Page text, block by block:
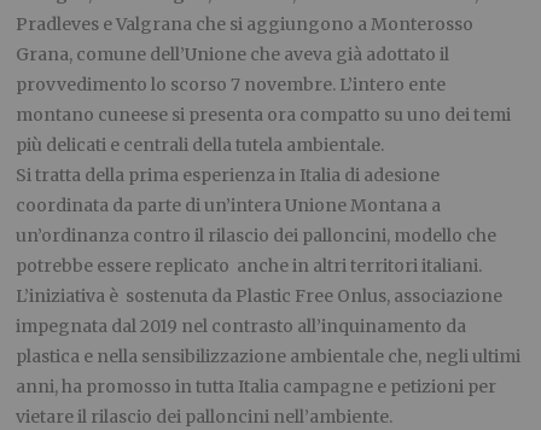
Pradleves e Valgrana che si aggiungono a Monterosso
Grana, comune dell’Unione che aveva già adottato il
provvedimento lo scorso 7 novembre. L’intero ente
montano cuneese si presenta ora compatto su uno dei temi
più delicati e centrali della tutela ambientale.
Si tratta della prima esperienza in Italia di adesione
coordinata da parte di un’intera Unione Montana a
un’ordinanza contro il rilascio dei palloncini, modello che
potrebbe essere replicato anche in altri territori italiani.
L’iniziativa è sostenuta da Plastic Free Onlus, associazione
impegnata dal 2019 nel contrasto all’inquinamento da
plastica e nella sensibilizzazione ambientale che, negli ultimi
anni, ha promosso in tutta Italia campagne e petizioni per
vietare il rilascio dei palloncini nell’ambiente.